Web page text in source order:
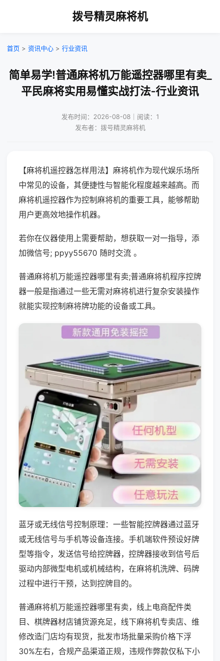
拨号精灵麻将机
首页 > 资讯中心 > 行业资讯
简单易学!普通麻将机万能遥控器哪里有卖_
平民麻将实用易懂实战打法-行业资讯
发布时间：2026-08-08｜阅读：1
发布者：拨号精灵麻将机
【麻将机遥控器怎样用法】麻将机作为现代娱乐场所
中常见的设备，其便捷性与智能化程度越来越高。而
麻将机遥控器作为控制麻将机的重要工具，能够帮助
用户更高效地操作机器。
若你在仪器使用上需要帮助，想获取一对一指导，添
加微信号; ppyy55670 随时交流 。
普通麻将机万能遥控器哪里有卖;普通麻将机程序控牌
器一般是指通过一些无需对麻将机进行复杂安装操作
就能实现控制麻将牌功能的设备或工具。
蓝牙或无线信号控制原理：一些智能控牌器通过蓝牙
或无线信号与手机等设备连接。手机端软件预设好牌
型等指令，发送信号给控牌器，控牌器接收到信号后
驱动内部微型电机或机械结构，在麻将机洗牌、码牌
过程中进行干预，达到控牌目的。
普通麻将机万能遥控器哪里有卖，线上电商配件类
目、棋牌器材店铺货源充足，线下麻将机专卖店、维
修改造门店均有现货，批发市场批量采购价格下浮
30%左右，合规产品渠道正规，违规作弊款仅私下小